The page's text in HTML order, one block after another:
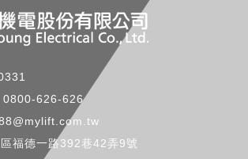
0800-626-626
福德一路392巷42弄9號